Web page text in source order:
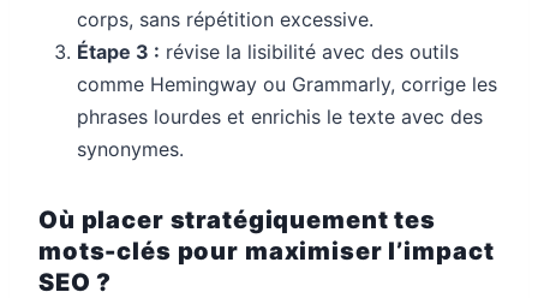
corps, sans répétition excessive.
Étape 3 : révise la lisibilité avec des outils
comme Hemingway ou Grammarly, corrige les
phrases lourdes et enrichis le texte avec des
synonymes.
Où placer stratégiquement tes
mots-clés pour maximiser l’impact
SEO ?